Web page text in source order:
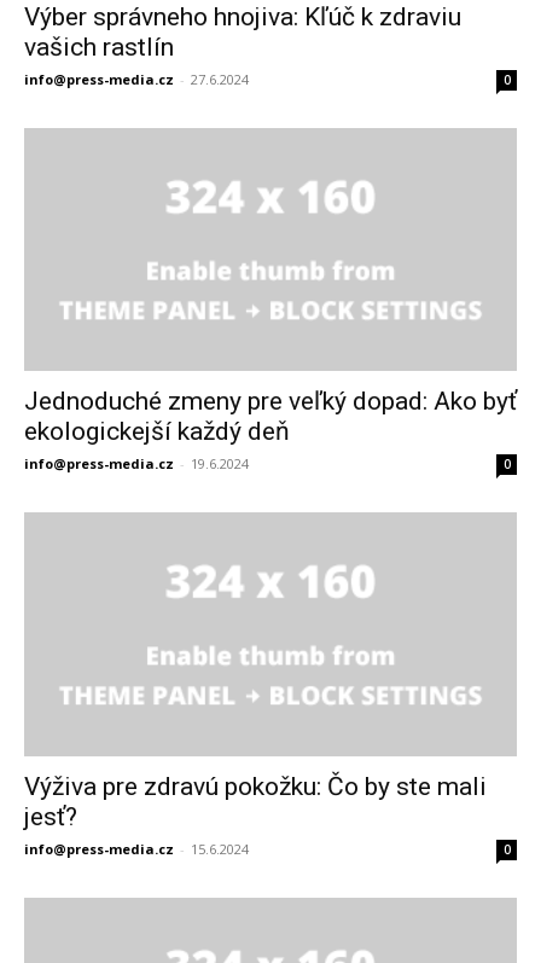
Výber správneho hnojiva: Kľúč k zdraviu
vašich rastlín
info@press-media.cz - 27.6.2024 0
Jednoduché zmeny pre veľký dopad: Ako byť
ekologickejší každý deň
info@press-media.cz - 19.6.2024 0
Výživa pre zdravú pokožku: Čo by ste mali
jesť?
info@press-media.cz - 15.6.2024 0